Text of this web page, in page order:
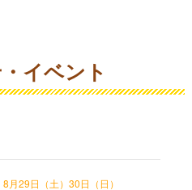
イベント
月29日（土）30日（日）